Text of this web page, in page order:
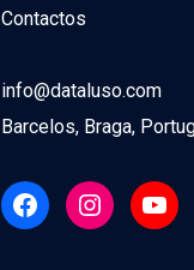
Contactos
info@dataluso.com
Barcelos, Braga,
Facebook